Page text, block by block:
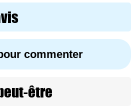
commenter
être